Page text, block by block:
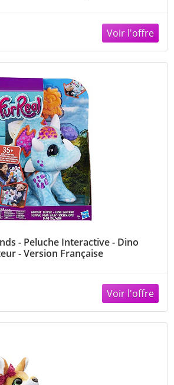
- Peluche Interactive - Dino
- Version Française